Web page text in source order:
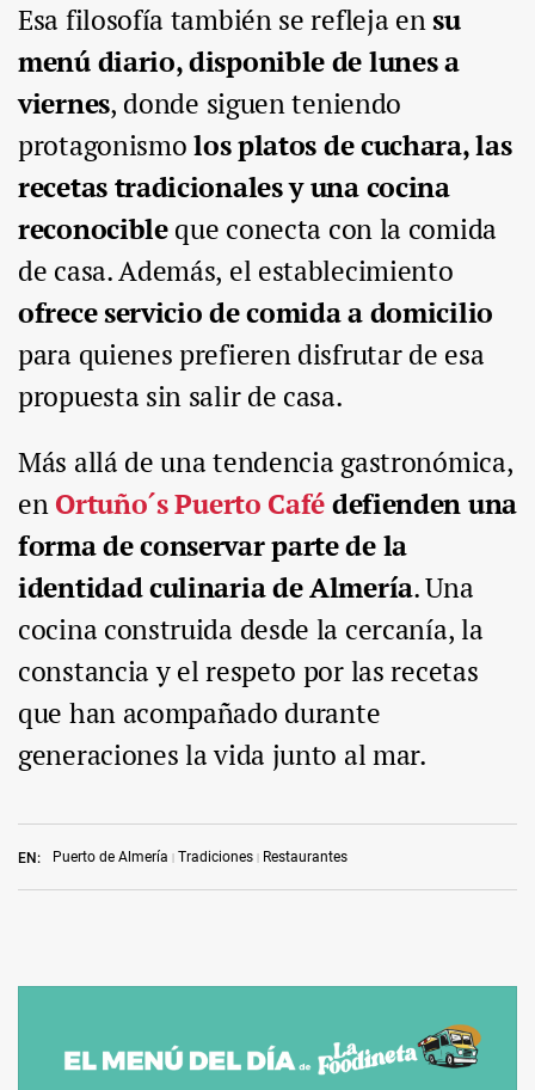
EN: Puerto de Almería Tradiciones Restaurantes
Esa filosofía también se refleja ensu
menú diario, disponible de lunes a
viernes, donde siguen teniendo
protagonismolos platos de cuchara, las
recetas tradicionales y una cocina
reconocibleque conecta con la comida
de casa. Además, el establecimiento
ofrece servicio de comida a domicilio
para quienes prefieren disfrutar de esa
propuesta sin salir de casa.
Más allá de una tendencia gastronómica,
enOrtuño´s Puerto Cafédefienden una
forma de conservar parte de la
identidad culinaria de Almería. Una
cocina construida desde la cercanía, la
constancia y el respeto por las recetas
que han acompañado durante
generaciones la vida junto al mar.